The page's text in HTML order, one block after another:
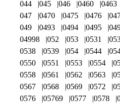
044
045 046 0460 0463
047
0470 0475 0476
049
0493 0494 0495
04998
052 053 0531
0538
0539 054 0544
0550
0551 0553 0554
0558
0561 0562 0563
0567
0568 0569 0572
0576
05769 0577 0578